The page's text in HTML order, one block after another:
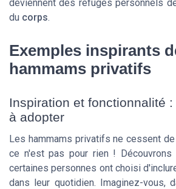
deviennent des refuges personnels
du corps.
Exemples inspirants
hammams privatifs
Inspiration et fonctionnalité
à adopter
Les hammams privatifs ne cessent
ce n'est pas pour rien ! Découvrons
certaines personnes ont choisi
dans leur quotidien. Imaginez-vous,